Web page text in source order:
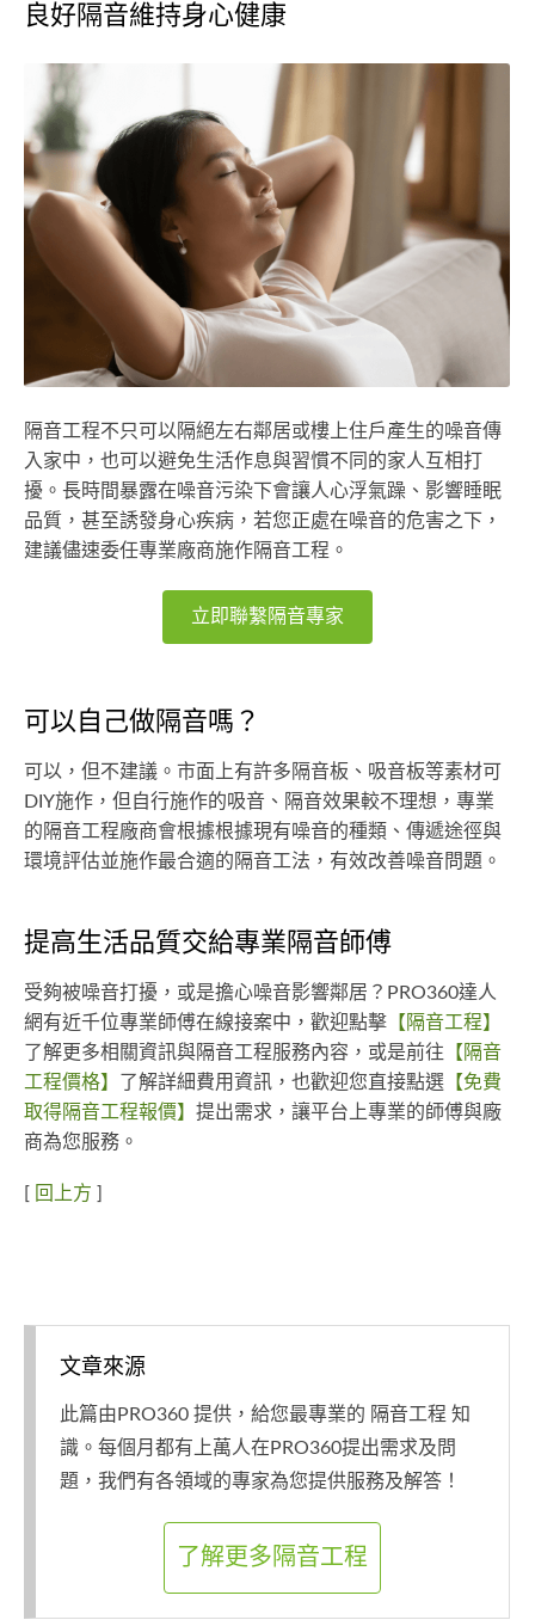
良好隔音維持身心健康
隔音工程不只可以隔絕左右鄰居或樓上住戶產生的噪音傳
入家中，也可以避免生活作息與習慣不同的家人互相打
擾。長時間暴露在噪音污染下會讓人心浮氣躁、影響睡眠
品質，甚至誘發身心疾病，若您正處在噪音的危害之下，
建議儘速委任專業廠商施作隔音工程。
立即聯繫隔音專家
可以自己做隔音嗎？
可以，但不建議。市面上有許多隔音板、吸音板等素材可
DIY施作，但自行施作的吸音、隔音效果較不理想，專業
的隔音工程廠商會根據根據現有噪音的種類、傳遞途徑與
環境評估並施作最合適的隔音工法，有效改善噪音問題。
提高生活品質交給專業隔音師傅
受夠被噪音打擾，或是擔心噪音影響鄰居？PRO360達人
網有近千位專業師傅在線接案中，歡迎點擊 【隔音工程】
了解更多相關資訊與隔音工程服務內容，或是前往 【隔音
工程價格】
了解詳細費用資訊，也歡迎您直接點選 【免費
取得隔音工程報價】 提出需求，讓平台上專業的師傅與廠
商為您服務。
[ 回上方 ]
文章來源
此篇由PRO360 提供，給您最專業的 隔音工程 知
識。每個月都有上萬人在PRO360提出需求及問
題，我們有各領域的專家為您提供服務及解答！
了解更多隔音工程